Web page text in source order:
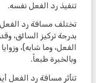
تنفيذ رد الفعل نفسه.
تختلف مسافة رد الفعل
بدرجة تركيز السائق،
الفعل، وما شابه)،
وبالخبرة طبعاً.
تتأثر مسافة رد الفعل